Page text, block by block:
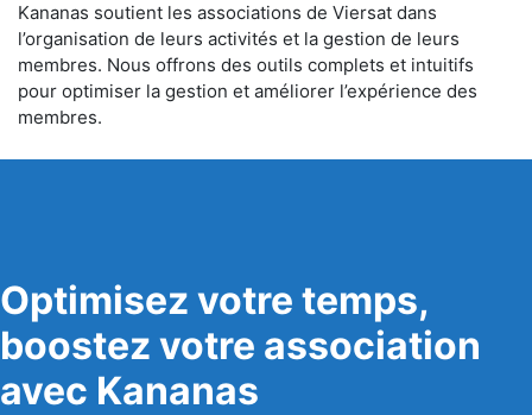
Kananas soutient les associations de Viersat dans
l’organisation de leurs activités et la gestion de leurs
membres. Nous offrons des outils complets et intuitifs
pour optimiser la gestion et améliorer l’expérience des
membres.
Optimisez votre temps,
boostez votre association
avec Kananas